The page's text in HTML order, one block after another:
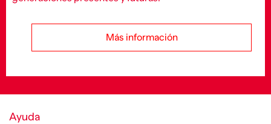
Más información
Ayuda